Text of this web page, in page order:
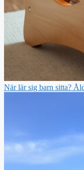
När lär sig barn sitta?